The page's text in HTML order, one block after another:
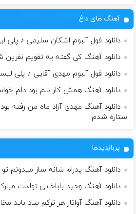
آهنگ های داغ
دانلود فول آلبوم اشکان سلیمی ♪
دانلود آهنگ کی گفته یه تفویم نفرین
دانلود فول آلبوم مهدی آقایی ♪ پلی
دانلود آهنگ همش کار دلم بود دلم
دانلود آهنگ مهدی آزاد ماه من رفته
ستاره شدم
پربازدیدها
دانلود آهنگ پدرام شانه ساز
دانلود آهنگ وحید باباخانى تولدت
دانلود آهنگ آواتار هر ترکم بیاد باید